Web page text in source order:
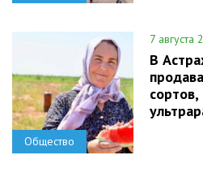
Общество
7 августа
В